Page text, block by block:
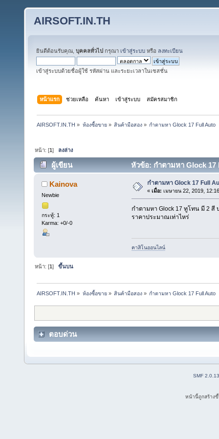
AIRSOFT.IN.TH
ยินดีต้อนรับคุณ, บุคคลทั่วไป กรุณา เข้าสู่ระบบ หรือ ลงทะเบียน
เข้าสู่ระบบด้วยชื่อผู้ใช้ รหัสผ่าน และระยะเวลาในเซสชั่น
หน้าแรก ช่วยเหลือ ค้นหา เข้าสู่ระบบ สมัครสมาชิก
AIRSOFT.IN.TH » ห้องซื้อขาย» สินค้ามือสอง» กำตามหา Glock 17 Full Auto
หน้า: [1] ลงล่าง
ผู้เขียน หัวข้อ: กำตามหา Glock 17
Kainova
Newbie
กระทู้: 1
Karma: +0/-0
กำตามหา Glock 17 Full
« เมื่อ: เมษายน 22, 2019,
กำตามหา Glock 17 ทูโทน มี 2 สี
ราคาประมาณเท่าไหร่
คาสิโนออนไลน์
หน้า: [1]ขึ้นบน
AIRSOFT.IN.TH » ห้องซื้อขาย» สินค้ามือสอง» กำตามหา Glock 17 Full Auto
ตอบด่วน
SMF 2.0.13
หน้านี้ถูกสร้าง